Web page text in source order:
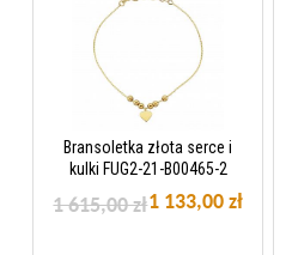
Bransoletka złota serce i
kulki FUG2-21-B00465-2
1 133,00 zł
1 615,00 zł